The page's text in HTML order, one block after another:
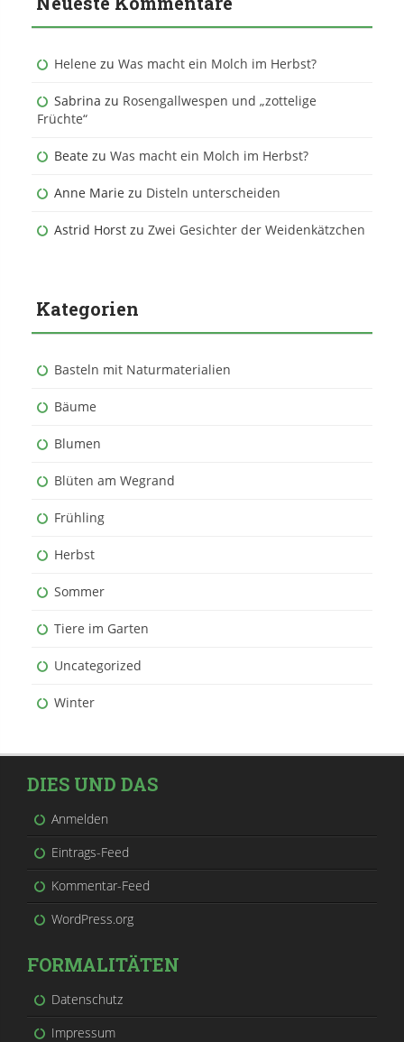
Helene zu Was macht ein Molch im Herbst?
Sabrina zu Rosengallwespen und „zottelige
Früchte“
Beate zu Was macht ein Molch im Herbst?
Anne Marie zu Disteln unterscheiden
Astrid Horst zu Zwei Gesichter der Weidenkätzchen
Kategorien
Basteln mit Naturmaterialien
Bäume
Blumen
Blüten am Wegrand
Frühling
Herbst
Sommer
Tiere im Garten
Uncategorized
Winter
DIES UND DAS
Anmelden
Eintrags-Feed
Kommentar-Feed
WordPress.org
FORMALITÄTEN
Datenschutz
Impressum